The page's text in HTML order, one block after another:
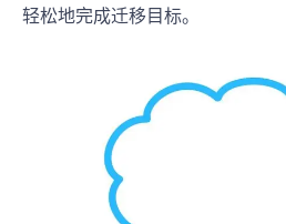
轻松地完成迁移目标。